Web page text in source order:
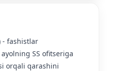
- fashistlar
SS ofitseriga
orqali qarashini